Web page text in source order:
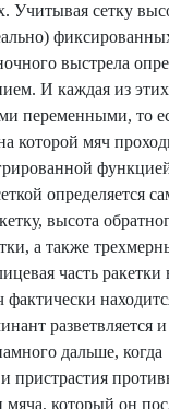
Учитывая сетку
выстрела
И каждая из этих
переменными, то
которой мяч
определяется
высота
а также
часть ракетки
фактически
разветвляется и
дальше, когда
пристрастия
мяча, который он